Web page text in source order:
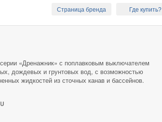
Страница бренда Где купить?
«Дренажник» с поплавковым выключателем
дождевых и грунтовых вод, с возможностью
жидкостей из сточных канав и бассейнов.